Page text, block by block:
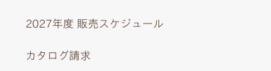
2027年度 販売スケジュール
カタログ請求